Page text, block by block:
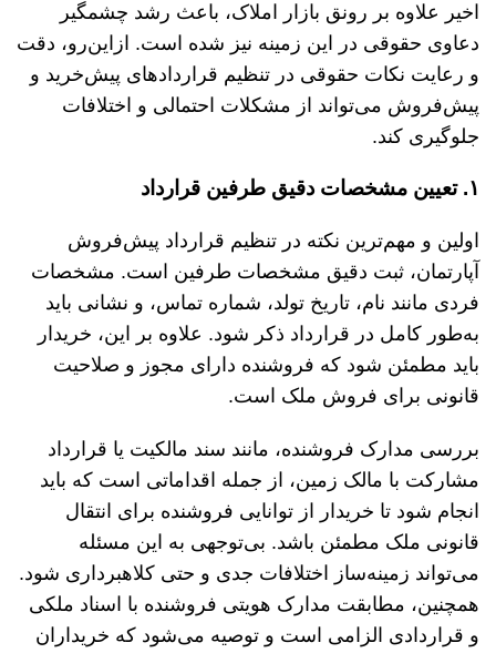
اخیر علاوه بر رونق بازار املاک، باعث رشد چشمگیر
دعاوی حقوقی در این زمینه نیز شده است. ازاین‌رو، دقت
و رعایت نکات حقوقی در تنظیم قراردادهای پیش‌خرید و
پیش‌فروش می‌تواند از مشکلات احتمالی و اختلافات
جلوگیری کند.
۱. تعیین مشخصات دقیق طرفین قرارداد
اولین و مهم‌ترین نکته در تنظیم قرارداد پیش‌فروش
آپارتمان، ثبت دقیق مشخصات طرفین است. مشخصات
فردی مانند نام، تاریخ تولد، شماره تماس، و نشانی باید
به‌طور کامل در قرارداد ذکر شود. علاوه بر این، خریدار
باید مطمئن شود که فروشنده دارای مجوز و صلاحیت
قانونی برای فروش ملک است.
بررسی مدارک فروشنده، مانند سند مالکیت یا قرارداد
مشارکت با مالک زمین، از جمله اقداماتی است که باید
انجام شود تا خریدار از توانایی فروشنده برای انتقال
قانونی ملک مطمئن باشد. بی‌توجهی به این مسئله
می‌تواند زمینه‌ساز اختلافات جدی و حتی کلاهبرداری شود.
همچنین، مطابقت مدارک هویتی فروشنده با اسناد ملکی
و قراردادی الزامی است و توصیه می‌شود که خریداران